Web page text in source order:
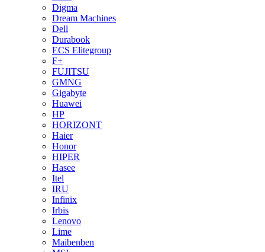
Digma
Dream Machines
Dell
Durabook
ECS Elitegroup
F+
FUJITSU
GMNG
Gigabyte
Huawei
HP
HORIZONT
Haier
Honor
HIPER
Hasee
Itel
IRU
Infinix
Irbis
Lenovo
Lime
Maibenben